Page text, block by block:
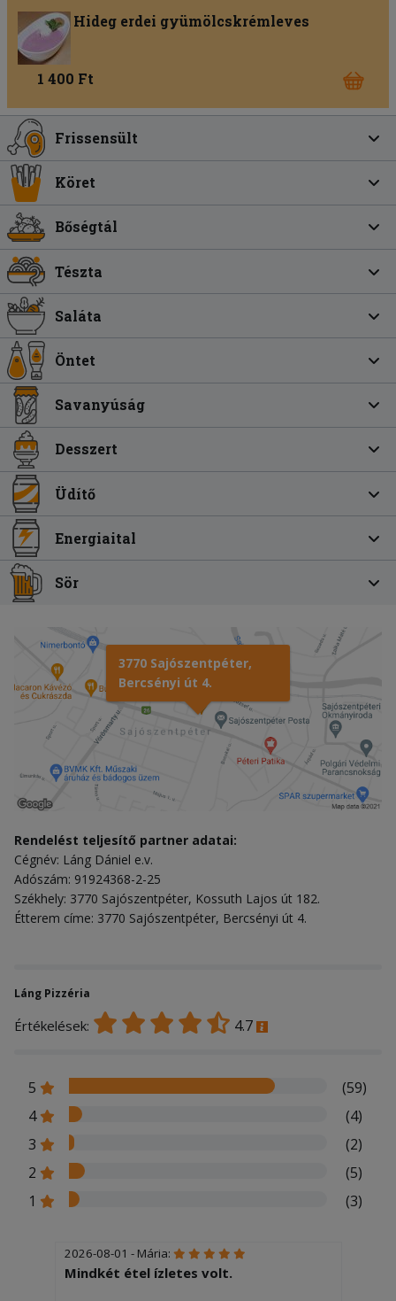
Hideg erdei gyümölcskrémleves
1 400 Ft
Frissensült
Köret
Bőségtál
Tészta
Saláta
Öntet
Savanyúság
Desszert
Üdítő
Energiaital
Sör
3770 Sajószentpéter,
Bercsényi út 4.
Rendelést teljesítő partner adatai:
Cégnév: Láng Dániel e.v.
Adószám: 91924368-2-25
Székhely: 3770 Sajószentpéter, Kossuth Lajos út 182.
Étterem címe: 3770 Sajószentpéter, Bercsényi út 4.
Láng Pizzéria
Értékelések: 4.7
5
(59)
4
(4)
3
(2)
2
(5)
1
(3)
2026-08-01 - Mária:
Mindkét étel ízletes volt.